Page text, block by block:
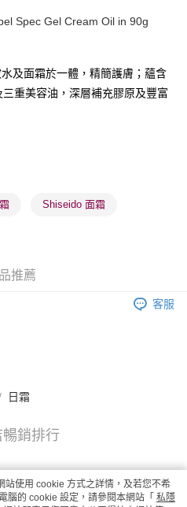
天送達
工作天送達
發貨後2-5個工作天到店，3天內
重寄
上免運費
工作天送達
Spec Gel Cream Oil in 90g
及面霜於一體，精簡護膚；蘊含
重美容油，深層補充膠原及豐富
Shiseido 面霜
推薦
客服
日霜
暢銷排行
使用 cookie 方式之詳情，及若您不希
腦的 cookie 設定，請參閱本網站「 私隱